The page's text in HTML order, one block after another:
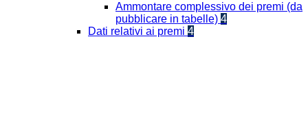
Ammontare complessivo dei premi (da
pubblicare in tabelle) 4
Dati relativi ai premi 4